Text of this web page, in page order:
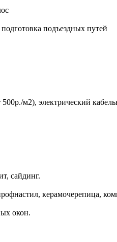
подъездных путей
м2), электрический
сайдинг.
керамочерепица,
окон.